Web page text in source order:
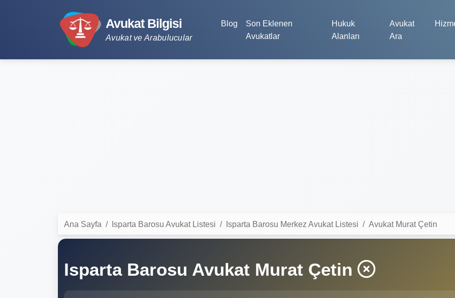
Avukat Bilgisi
Avukat ve Arabulucular
Blog
Son Eklenen
Avukatlar
Hukuk
Alanları
Avukat
Ara
Ana Sayfa Isparta Barosu Avukat Listesi Isparta Barosu Merkez Avukat Listesi Avukat Murat Çetin
Isparta Barosu Avukat Murat Çetin